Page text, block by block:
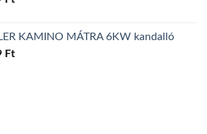
KAMINO MÁTRA 6KW kandalló
Ft